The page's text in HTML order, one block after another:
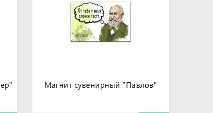
Магнит сувенирный "Павлов"